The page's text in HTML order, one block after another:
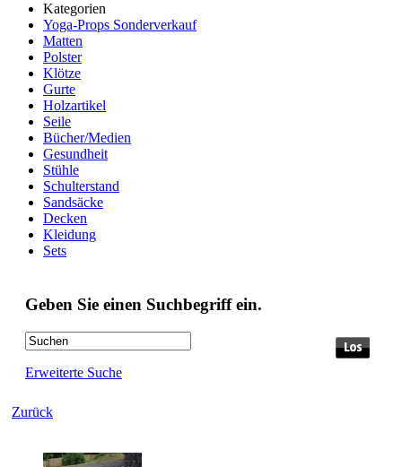
Kategorien
Yoga-Props Sonderverkauf
Matten
Polster
Klötze
Gurte
Holzartikel
Seile
Bücher/Medien
Gesundheit
Stühle
Schulterstand
Sandsäcke
Decken
Kleidung
Sets
Geben Sie einen Suchbegriff ein.
Erweiterte Suche
Zurück